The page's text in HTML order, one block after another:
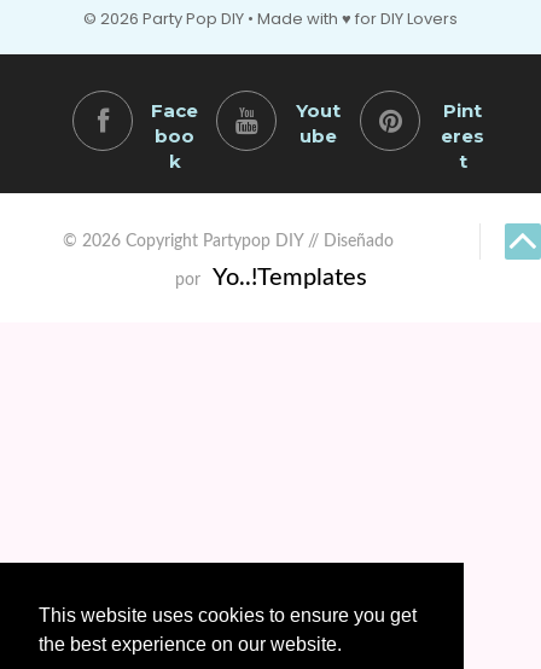
This website uses cookies to ensure you get
the best experience on our website.
© 2026 Party Pop DIY • Made with ♥ for DIY Lovers
Face
boo
k
Yout
ube
Pint
eres
t
© 2026 Copyright Partypop DIY // Diseñado
por Yo..!Templates